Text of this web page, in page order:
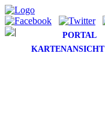
PORTAL
KARTENANSICHT